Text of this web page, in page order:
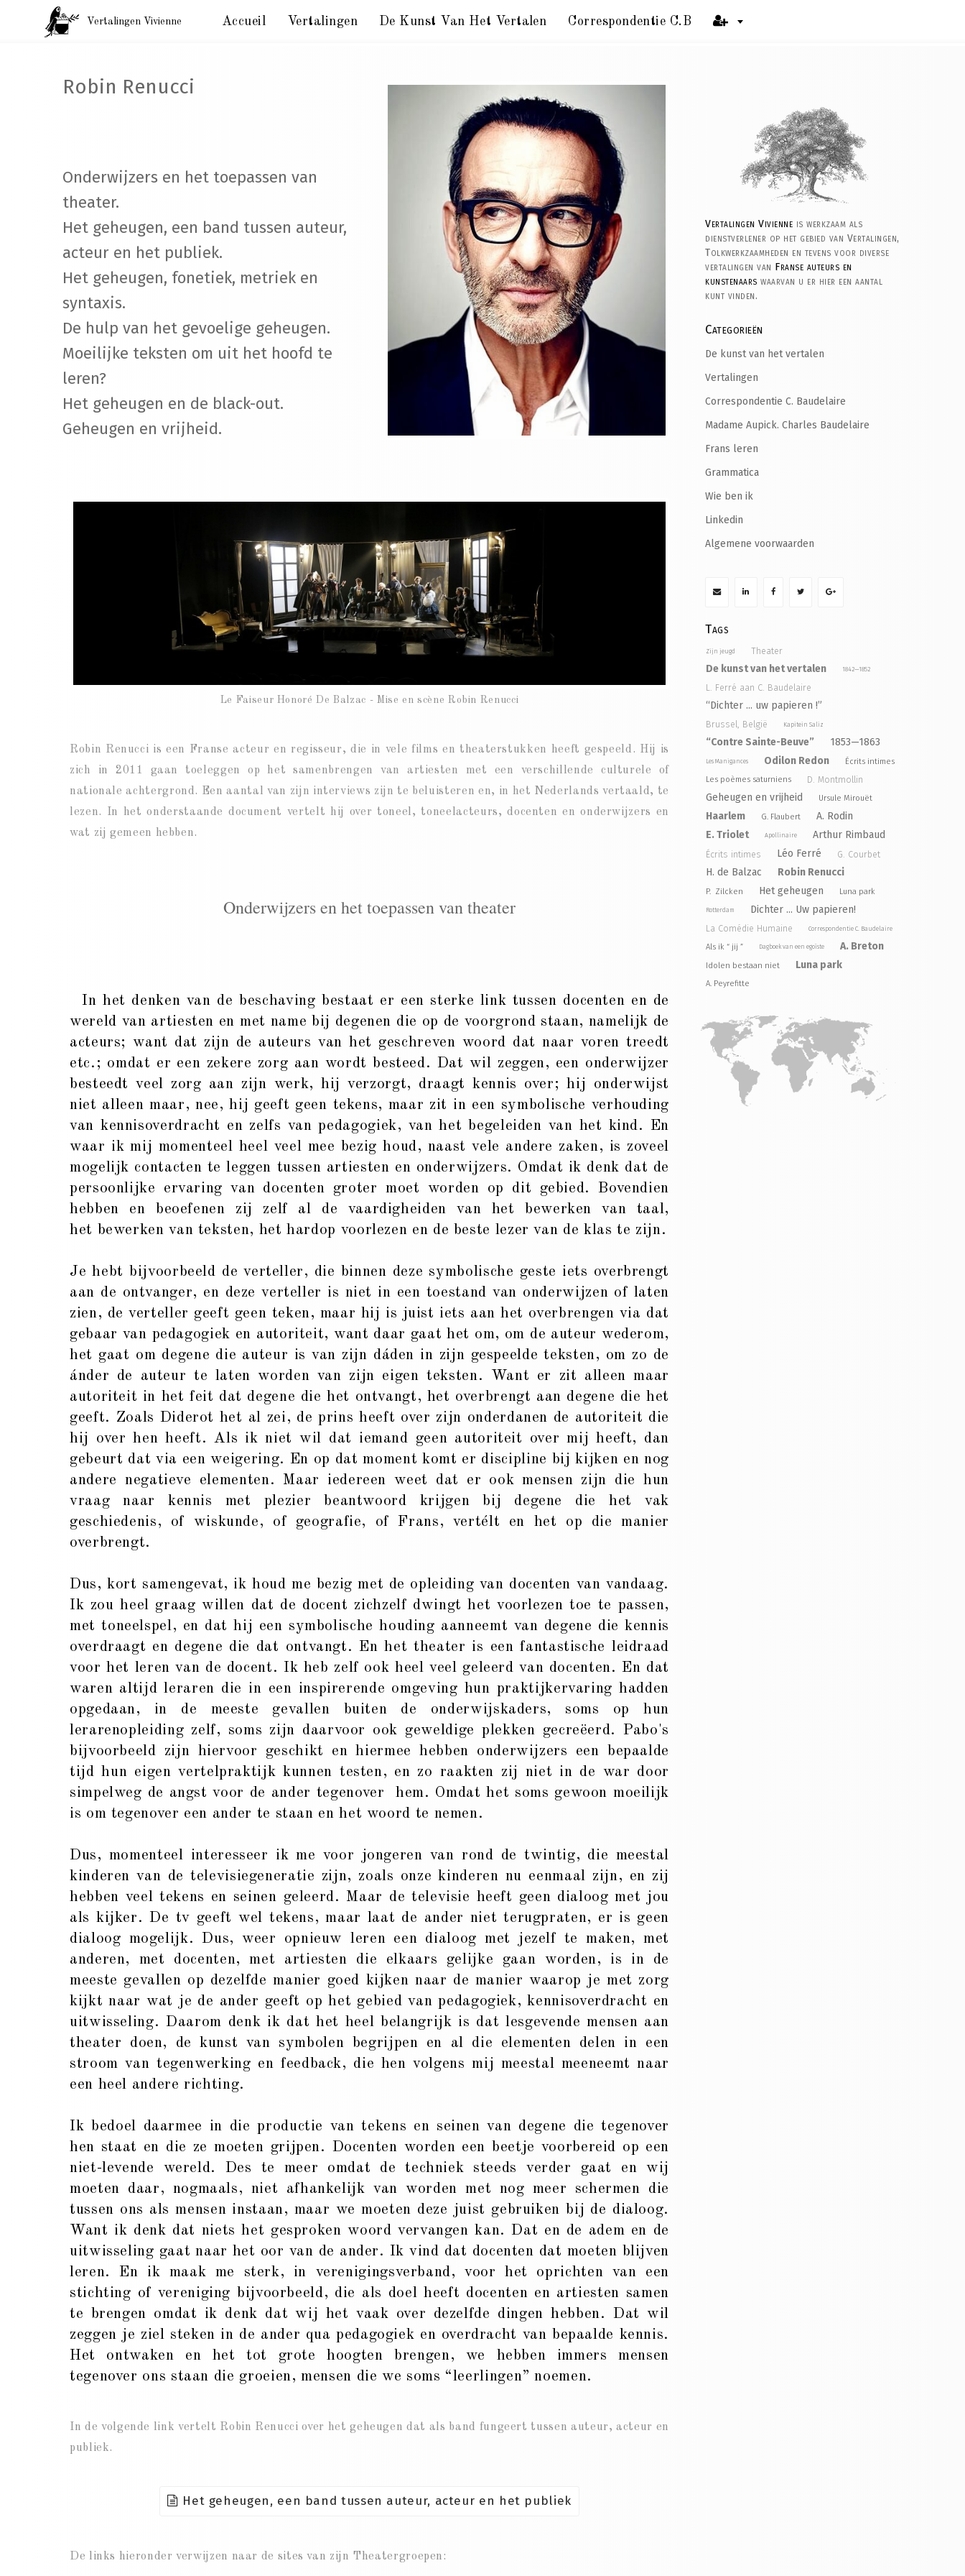
Vertalingen Vivienne Accueil Vertalingen De Kunst Van Het Vertalen Correspondentie C.B
Robin Renucci
Onderwijzers en het toepassen van
theater.
Het geheugen, een band tussen auteur,
acteur en het publiek.
Het geheugen, fonetiek, metriek en
syntaxis.
De hulp van het gevoelige geheugen.
Moeilijke teksten om uit het hoofd te
leren?
Het geheugen en de black-out.
Geheugen en vrijheid.
Le Faiseur Honoré De Balzac - Mise en scène Robin Renucci
Robin Renucci is een Franse acteur en regisseur, die in vele films en theaterstukken heeft gespeeld. Hij is
zich in 2011 gaan toeleggen op het samenbrengen van artiesten met een verschillende culturele of
nationale achtergrond. Een aantal van zijn interviews zijn te beluisteren en, in het Nederlands vertaald, te
lezen. In het onderstaande document vertelt hij over toneel, toneelacteurs, docenten en onderwijzers en
wat zij gemeen hebben.
Onderwijzers en het toepassen van theater
In het denken van de beschaving bestaat er een sterke link tussen docenten en de
wereld van artiesten en met name bij degenen die op de voorgrond staan, namelijk de
acteurs; want dat zijn de auteurs van het geschreven woord dat naar voren treedt
etc.; omdat er een zekere zorg aan wordt besteed. Dat wil zeggen, een onderwijzer
besteedt veel zorg aan zijn werk, hij verzorgt, draagt kennis over; hij onderwijst
niet alleen maar, nee, hij geeft geen tekens, maar zit in een symbolische verhouding
van kennisoverdracht en zelfs van pedagogiek, van het begeleiden van het kind. En
waar ik mij momenteel heel veel mee bezig houd, naast vele andere zaken, is zoveel
mogelijk contacten te leggen tussen artiesten en onderwijzers. Omdat ik denk dat de
persoonlijke ervaring van docenten groter moet worden op dit gebied. Bovendien
hebben en beoefenen zij zelf al de vaardigheiden van het bewerken van taal,
het bewerken van teksten, het hardop voorlezen en de beste lezer van de klas te zijn.
Je hebt bijvoorbeeld de verteller, die binnen deze symbolische geste iets overbrengt
aan de ontvanger, en deze verteller is niet in een toestand van onderwijzen of laten
zien, de verteller geeft geen teken, maar hij is juist iets aan het overbrengen via dat
gebaar van pedagogiek en autoriteit, want daar gaat het om, om de auteur wederom,
het gaat om degene die auteur is van zijn dáden in zijn gespeelde teksten, om zo de
ánder de auteur te laten worden van zijn eigen teksten. Want er zit alleen maar
autoriteit in het feit dat degene die het ontvangt, het overbrengt aan degene die het
geeft. Zoals Diderot het al zei, de prins heeft over zijn onderdanen de autoriteit die
hij over hen heeft. Als ik niet wil dat iemand geen autoriteit over mij heeft, dan
gebeurt dat via een weigering. En op dat moment komt er discipline bij kijken en nog
andere negatieve elementen. Maar iedereen weet dat er ook mensen zijn die hun
vraag naar kennis met plezier beantwoord krijgen bij degene die het vak
geschiedenis, of wiskunde, of geografie, of Frans, vertélt en het op die manier
overbrengt.
Dus, kort samengevat, ik houd me bezig met de opleiding van docenten van vandaag.
Ik zou heel graag willen dat de docent zichzelf dwingt het voorlezen toe te passen,
met toneelspel, en dat hij een symbolische houding aanneemt van degene die kennis
overdraagt en degene die dat ontvangt. En het theater is een fantastische leidraad
voor het leren van de docent. Ik heb zelf ook heel veel geleerd van docenten. En dat
waren altijd leraren die in een inspirerende omgeving hun praktijkervaring hadden
opgedaan, in de meeste gevallen buiten de onderwijskaders, soms op hun
lerarenopleiding zelf, soms zijn daarvoor ook geweldige plekken gecreëerd. Pabo's
bijvoorbeeld zijn hiervoor geschikt en hiermee hebben onderwijzers een bepaalde
tijd hun eigen vertelpraktijk kunnen testen, en zo raakten zij niet in de war door
simpelweg de angst voor de ander tegenover hem. Omdat het soms gewoon moeilijk
is om tegenover een ander te staan en het woord te nemen.
Dus, momenteel interesseer ik me voor jongeren van rond de twintig, die meestal
kinderen van de televisiegeneratie zijn, zoals onze kinderen nu eenmaal zijn, en zij
hebben veel tekens en seinen geleerd. Maar de televisie heeft geen dialoog met jou
als kijker. De tv geeft wel tekens, maar laat de ander niet terugpraten, er is geen
dialoog mogelijk. Dus, weer opnieuw leren een dialoog met jezelf te maken, met
anderen, met docenten, met artiesten die elkaars gelijke gaan worden, is in de
meeste gevallen op dezelfde manier goed kijken naar de manier waarop je met zorg
kijkt naar wat je de ander geeft op het gebied van pedagogiek, kennisoverdracht en
uitwisseling. Daarom denk ik dat het heel belangrijk is dat lesgevende mensen aan
theater doen, de kunst van symbolen begrijpen en al die elementen delen in een
stroom van tegenwerking en feedback, die hen volgens mij meestal meeneemt naar
een heel andere richting.
Ik bedoel daarmee in die productie van tekens en seinen van degene die tegenover
hen staat en die ze moeten grijpen. Docenten worden een beetje voorbereid op een
niet-levende wereld. Des te meer omdat de techniek steeds verder gaat en wij
moeten daar, nogmaals, niet afhankelijk van worden met nog meer schermen die
tussen ons als mensen instaan, maar we moeten deze juist gebruiken bij de dialoog.
Want ik denk dat niets het gesproken woord vervangen kan. Dat en de adem en de
uitwisseling gaat naar het oor van de ander. Ik vind dat docenten dat moeten blijven
leren. En ik maak me sterk, in verenigingsverband, voor het oprichten van een
stichting of vereniging bijvoorbeeld, die als doel heeft docenten en artiesten samen
te brengen omdat ik denk dat wij het vaak over dezelfde dingen hebben. Dat wil
zeggen je ziel steken in de ander qua pedagogiek en overdracht van bepaalde kennis.
Het ontwaken en het tot grote hoogten brengen, we hebben immers mensen
tegenover ons staan die groeien, mensen die we soms “leerlingen” noemen.
In de volgende link vertelt Robin Renucci over het geheugen dat als band fungeert tussen auteur, acteur en
publiek.
Het geheugen, een band tussen auteur, acteur en het publiek
De links hieronder verwijzen naar de sites van zijn Theatergroepen:
Vertalingen Vivienne is werkzaam als
dienstverlener op het gebied van Vertalingen,
Tolkwerkzaamheden en tevens voor diverse
vertalingen van Franse auteurs en
kunstenaars waarvan u er hier een aantal
kunt vinden.
Categorieën
De kunst van het vertalen
Vertalingen
Correspondentie C. Baudelaire
Madame Aupick. Charles Baudelaire
Frans leren
Grammatica
Wie ben ik
Linkedin
Algemene voorwaarden
Tags
Zijn jeugd Theater
De kunst van het vertalen 1842—1852
L. Ferré aan C. Baudelaire
“Dichter ... uw papieren !”
Brussel, België Kapitein Saliz
“Contre Sainte-Beuve” 1853—1863
Les Manigances Odilon Redon
Écrits intimes
Les poèmes saturniens
D. Montmollin
Geheugen en vrijheid Ursule Mirouët
Haarlem G. Flaubert
A. Rodin
E. Triolet
Apollinaire Arthur Rimbaud
Écrits intimes Léo Ferré G. Courbet
H. de Balzac Robin Renucci
P. Zilcken Het geheugen Luna park
Rotterdam Dichter ... Uw papieren!
La Comédie Humaine Correspondentie C. Baudelaire
Als ik “ jij ” Dagboek van een egoïste A. Breton
Idolen bestaan niet Luna park
A. Peyrefitte